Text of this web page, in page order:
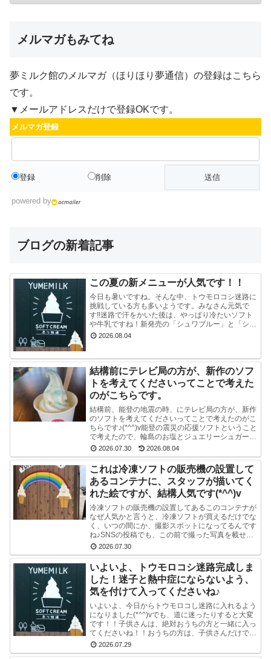
メルマガもみてね
夢ミルク館のメルマガ（ほりほり夢通信）の登録はこちら
です。
▼メールアドレスだけで登録OKです。
メルマガ登録
登録 削除
powered by
ブログの新着記事
この夏の新メニューが人気です！！
今日も暑いですね。そんな中、トウモロコシ迷路に
挑戦している方も多いようです。みなさん元気で
す‼迷路で汗をかいた後は、やっぱり冷たいソフト
や牛乳ですね！新発売の「シュワブルー」と「シュ
ワグリーン」が只今人気ですぐに売り切れてしまい
2026.08.04
結構前にテレビ局の方が、新作のソフ
トを考えてくださいってことで考えた
のがこちらです。
結構前、能登の地震の時、にテレビ局の方が、新作
のソフトを考えてくださいってことで考えたのがこ
ちらです♪(*^^)v能登の震災の応援ソフトということ
で考えたので、輪島のお塩とジュエリーシュガーを
使い、海をイメージした水色のスマイルソフトを作
2026.07.30 2026.08.04
これは冷凍ソフトの販売機の設置して
あるコンテナに、スタッフが描いてく
れた絵ですが、結構人気です(*^^)v
冷凍ソフトの販売機の設置してあるこのコンテナが
なぜ人気かと言うと、冷凍ソフトが買えるだけでな
く、いつの間にか、撮影スポットになってるんです
ね♪SNSの投稿でも、この前で撮った写真を載せて
る方多数です(^-^) かわいい写真が撮れますよ♪冷
2026.07.30
いよいよ、トウモロコシ迷路完成しま
した！迷子と熱中症にならないよう、
気を付けて入ってくださいね♪
いよいよ、今日からトウモロコし迷路に入れるよう
になりました(*^^)vでも、道に迷ったりすると大変
です！！子供さんは、絶対おうちの方と一緒に入っ
てくださいね！！おうちの方は、子供さんだけで迷
路にはいかせないでくださいね！！よろしくおねが
2026.07.29